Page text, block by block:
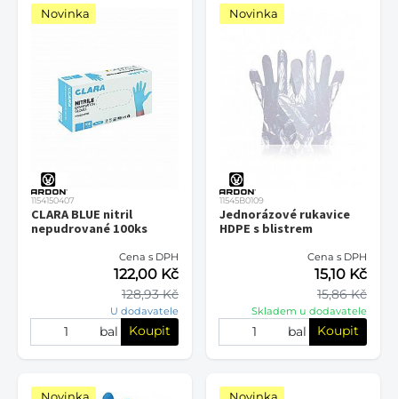
Novinka
1154150407
CLARA BLUE nitril
nepudrované 100ks
Cena s DPH
128,93 Kč
122,00 Kč
U dodavatele
bal Koupit
Novinka
11545B0109
Jednorázové rukavice
HDPE s blistrem
Cena s DPH
15,86 Kč
15,10 Kč
Skladem u dodavatele
bal Koupit
Novinka Novinka